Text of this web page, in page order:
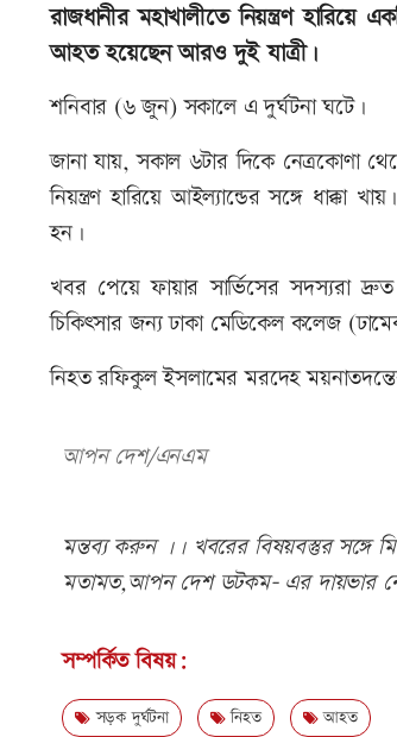
রাজধানীর মহাখালীতে নিয়ন্ত্রণ
আহত হয়েছেন আরও দুই যাত্রী।
শনিবার (৬ জুন) সকালে এ দুর্ঘটনা ঘটে।
জানা যায়, সকাল ৬টার দিকে নেত্রকোণা
নিয়ন্ত্রণ হারিয়ে আইল্যান্ডের সঙ্গে
হন।
খবর পেয়ে ফায়ার সার্ভিসের সদস্যরা
চিকিৎসার জন্য ঢাকা মেডিকেল কলেজ
নিহত রফিকুল ইসলামের মরদেহ
আপন দেশ/এনএম
মন্তব্য করুন ।। খবরের বিষয়বস্তুর সঙ্গে
মতামত,আপন দেশ ডটকম- এর দায়ভার
সম্পর্কিত বিষয়:
সড়ক দুর্ঘটনা নিহত আহত